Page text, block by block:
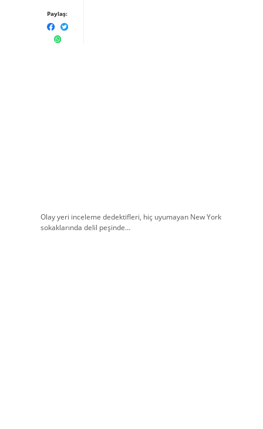
Paylaş:
Olay yeri inceleme dedektifleri, hiç uyumayan New York
sokaklarında delil peşinde…